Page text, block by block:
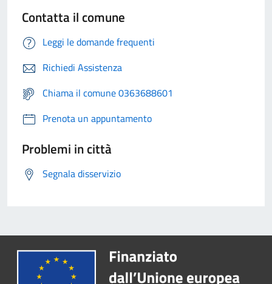
Contatta il comune
Leggi le domande frequenti
Richiedi Assistenza
Chiama il comune 0363688601
Prenota un appuntamento
Problemi in città
Segnala disservizio